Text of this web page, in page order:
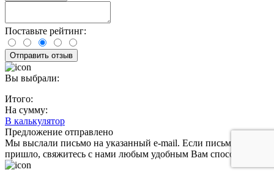
Поставьте рейтинг:
Вы выбрали:
Итого:
На сумму:
В калькулятор
Предложение отправлено
Мы выслали письмо на указанный e-mail. Если письмо не
пришло, свяжитесь с нами любым удобным Вам способом